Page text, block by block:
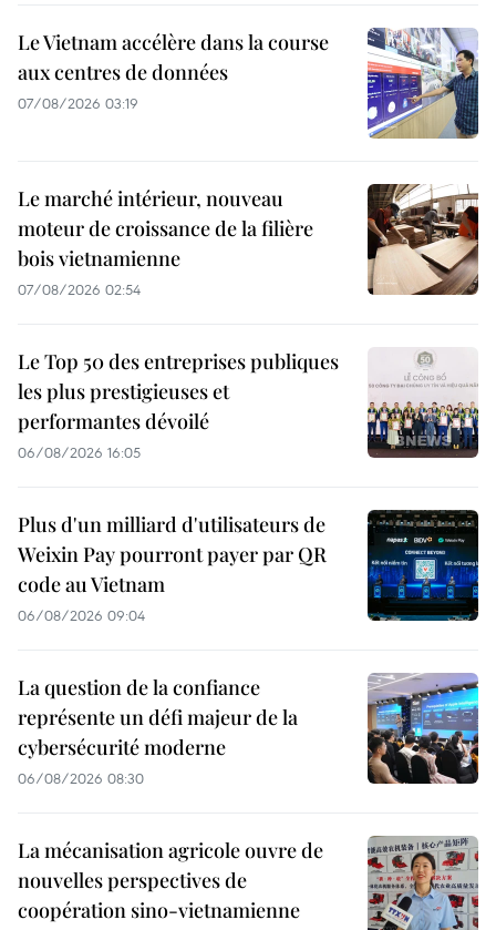
Le Vietnam accélère dans la course
aux centres de données
07/08/2026 03:19
Le marché intérieur, nouveau
moteur de croissance de la filière
bois vietnamienne
07/08/2026 02:54
Le Top 50 des entreprises publiques
les plus prestigieuses et
performantes dévoilé
06/08/2026 16:05
Plus d'un milliard d'utilisateurs de
Weixin Pay pourront payer par QR
code au Vietnam
06/08/2026 09:04
La question de la confiance
représente un défi majeur de la
cybersécurité moderne
06/08/2026 08:30
La mécanisation agricole ouvre de
nouvelles perspectives de
coopération sino-vietnamienne